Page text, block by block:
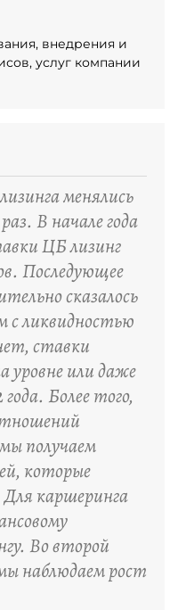
внедрения и
услуг компании
менялись
В начале года
ЦБ лизинг
Последующее
сказалось
с ликвидностью
ставки
уровне или даже
Более того,
получаем
которые
каршеринга
Во второй
наблюдаем рост